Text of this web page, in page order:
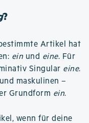
?
Artikel hat
ein und eine. Für
Singular eine.
maskulinen –
Grundform ein.
wenn für deine